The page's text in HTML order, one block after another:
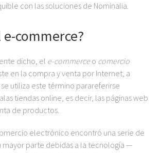
con las soluciones de Nominalia.
e-commerce?
dicho, el e-commerceo comercio
en la compra y venta por Internet, a
utiliza este término parareferirse
tiendas online, es decir, las páginas web
de productos.
electrónico encontró una serie de
mayor parte debidas a la tecnología —